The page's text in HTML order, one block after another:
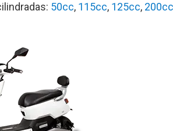
50cc, 115cc, 125cc, 200cc